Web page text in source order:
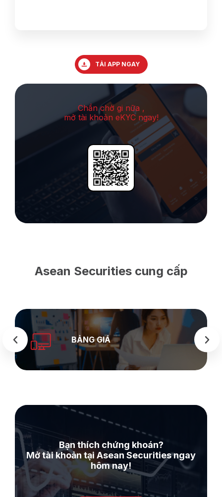
TẢI APP NGAY
Chần chờ gi nữa ,
mở tài khoản eKYC ngay!
Asean Securities cung cấp
SEASTOCK
WEB
Bạn thích chứng khoán?
Mở tài khoản tại Asean Securities ngay
hôm nay!